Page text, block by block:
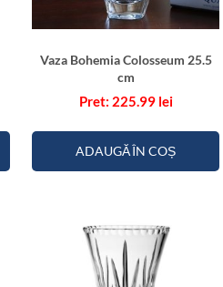
Vaza Bohemia Colosseum 25.5
cm
225.99 lei
ADAUGĂ ÎN COȘ